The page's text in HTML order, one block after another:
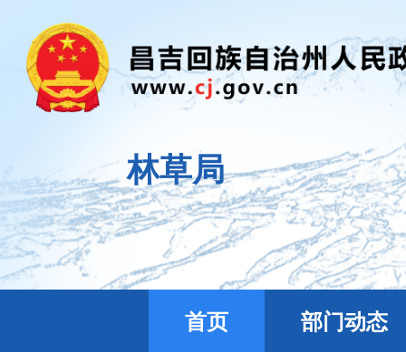
林草局
首页 部门动态